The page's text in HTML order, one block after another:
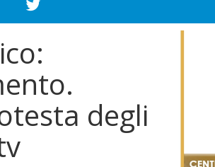
degli